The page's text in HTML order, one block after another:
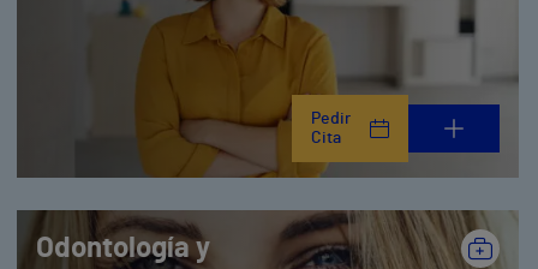
Pedir
Cita
Odontología y